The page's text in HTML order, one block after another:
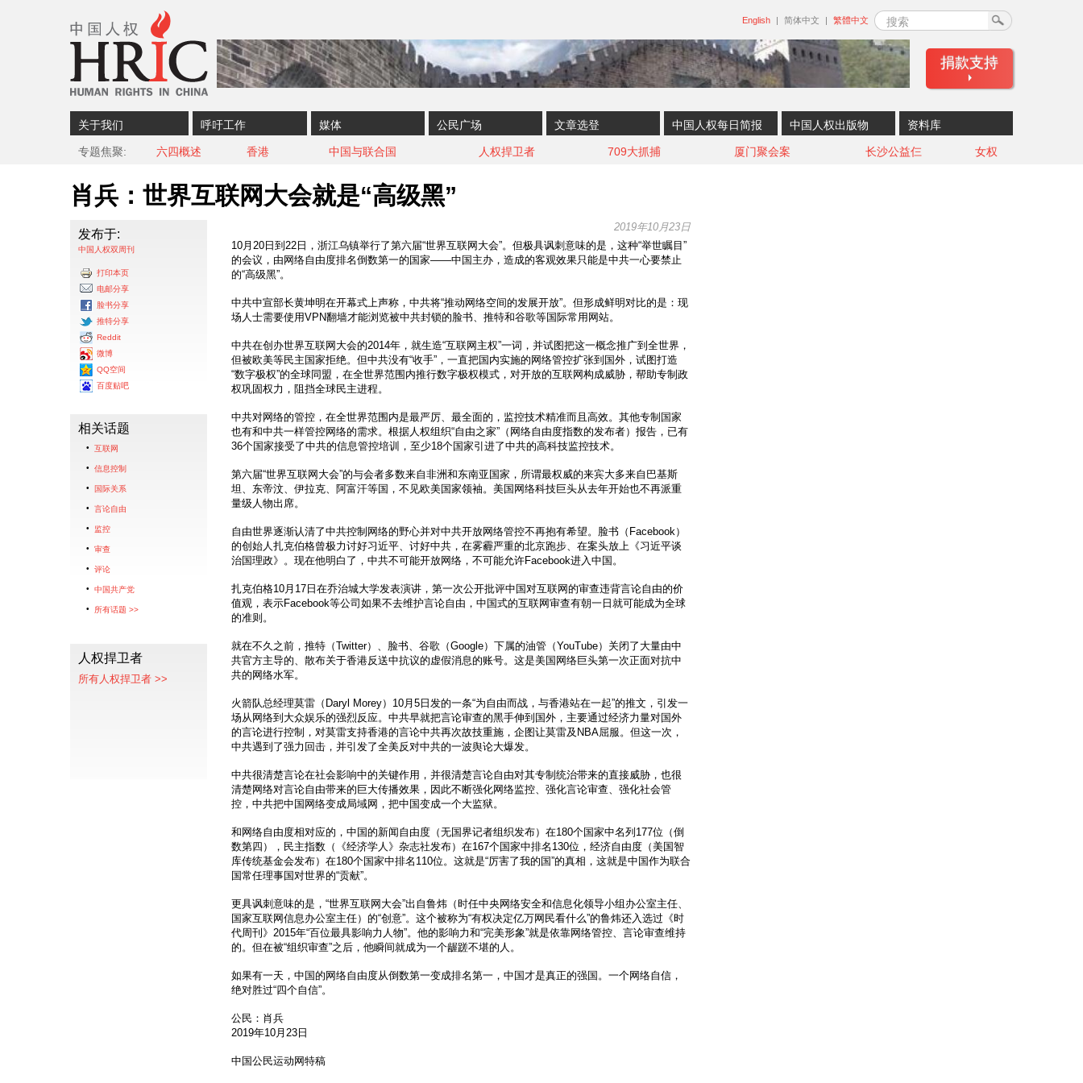
搜索
English 简体中文 繁體中文
捐款支持
关于我们 呼吁工作 媒体 公民广场 文章选登 中国人权每日简报 中国人权出版物 资料库
专题焦聚 六四概述 香港 中国与联合国 人权捍卫者 709大抓捕 厦门聚会案 长沙公益仨 女权
肖兵：世界互联网大会就是“高级黑”
发布于:
中国人权双周刊
打印本页
电邮分享
脸书分享
推特分享
Reddit
微博
QQ空间
百度贴吧
相关话题
互联网
信息控制
国际关系
言论自由
监控
审查
评论
中国共产党
所有话题 >>
人权捍卫者
所有人权捍卫者 >>
2019年10月23日
10月20日到22日，浙江乌镇举行了第六届“世界互联网大会”。但极具讽刺意味的是，这种“举世瞩目”
的会议，由网络自由度排名倒数第一的国家——中国主办，造成的客观效果只能是中共一心要禁止
的“高级黑”。
中共中宣部长黄坤明在开幕式上声称，中共将“推动网络空间的发展开放”。但形成鲜明对比的是：现
场人士需要使用VPN翻墙才能浏览被中共封锁的脸书、推特和谷歌等国际常用网站。
中共在创办世界互联网大会的2014年，就生造“互联网主权”一词，并试图把这一概念推广到全世界，
但被欧美等民主国家拒绝。但中共没有“收手”，一直把国内实施的网络管控扩张到国外，试图打造
“数字极权”的全球同盟，在全世界范围内推行数字极权模式，对开放的互联网构成威胁，帮助专制政
权巩固权力，阻挡全球民主进程。
中共对网络的管控，在全世界范围内是最严厉、最全面的，监控技术精准而且高效。其他专制国家
也有和中共一样管控网络的需求。根据人权组织“自由之家”（网络自由度指数的发布者）报告，已有
36个国家接受了中共的信息管控培训，至少18个国家引进了中共的高科技监控技术。
第六届“世界互联网大会”的与会者多数来自非洲和东南亚国家，所谓最权威的来宾大多来自巴基斯
坦、东帝汶、伊拉克、阿富汗等国，不见欧美国家领袖。美国网络科技巨头从去年开始也不再派重
量级人物出席。
自由世界逐渐认清了中共控制网络的野心并对中共开放网络管控不再抱有希望。脸书（Facebook）
的创始人扎克伯格曾极力讨好习近平、讨好中共，在雾霾严重的北京跑步、在案头放上《习近平谈
治国理政》。现在他明白了，中共不可能开放网络，不可能允许Facebook进入中国。
扎克伯格10月17日在乔治城大学发表演讲，第一次公开批评中国对互联网的审查违背言论自由的价
值观，表示Facebook等公司如果不去维护言论自由，中国式的互联网审查有朝一日就可能成为全球
的准则。
就在不久之前，推特（Twitter）、脸书、谷歌（Google）下属的油管（YouTube）关闭了大量由中
共官方主导的、散布关于香港反送中抗议的虚假消息的账号。这是美国网络巨头第一次正面对抗中
共的网络水军。
火箭队总经理莫雷（Daryl Morey）10月5日发的一条“为自由而战，与香港站在一起”的推文，引发一
场从网络到大众娱乐的强烈反应。中共早就把言论审查的黑手伸到国外，主要通过经济力量对国外
的言论进行控制，对莫雷支持香港的言论中共再次故技重施，企图让莫雷及NBA屈服。但这一次，
中共遇到了强力回击，并引发了全美反对中共的一波舆论大爆发。
中共很清楚言论在社会影响中的关键作用，并很清楚言论自由对其专制统治带来的直接威胁，也很
清楚网络对言论自由带来的巨大传播效果，因此不断强化网络监控、强化言论审查、强化社会管
控，中共把中国网络变成局域网，把中国变成一个大监狱。
和网络自由度相对应的，中国的新闻自由度（无国界记者组织发布）在180个国家中名列177位（倒
数第四），民主指数（《经济学人》杂志社发布）在167个国家中排名130位，经济自由度（美国智
库传统基金会发布）在180个国家中排名110位。这就是“厉害了我的国”的真相，这就是中国作为联合
国常任理事国对世界的“贡献”。
更具讽刺意味的是，“世界互联网大会”出自鲁炜（时任中央网络安全和信息化领导小组办公室主任、
国家互联网信息办公室主任）的“创意”。这个被称为“有权决定亿万网民看什么”的鲁炜还入选过《时
代周刊》2015年“百位最具影响力人物”。他的影响力和“完美形象”就是依靠网络管控、言论审查维持
的。但在被“组织审查”之后，他瞬间就成为一个龌蹉不堪的人。
如果有一天，中国的网络自由度从倒数第一变成排名第一，中国才是真正的强国。一个网络自信，
绝对胜过“四个自信”。
公民：肖兵
2019年10月23日
中国公民运动网特稿